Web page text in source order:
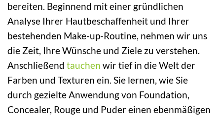
bereiten. Beginnend mit einer gründlichen
Analyse Ihrer Hautbeschaffenheit und Ihrer
bestehenden Make-up-Routine, nehmen wir uns
die Zeit, Ihre Wünsche und Ziele zu verstehen.
Anschließend tauchen wir tief in die Welt der
Farben und Texturen ein. Sie lernen, wie Sie
durch gezielte Anwendung von Foundation,
Concealer, Rouge und Puder einen ebenmäßigen